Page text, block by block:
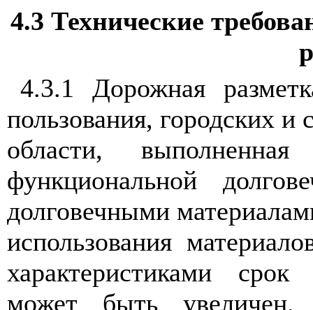
4.3 Технические
4.3.1 Дорожная
пользования, городских
области,
функциональной
долговечными
использования
характеристиками срок
может быть увеличен.